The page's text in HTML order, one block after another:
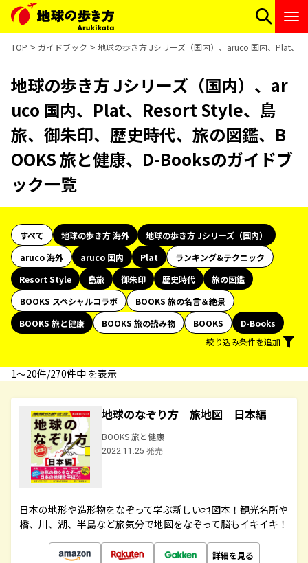
TOP ガイドブック 地球の歩き方 Jシリーズ（国内）、aruco 国内、Plat、
地球の歩き方 Jシリーズ（国内）、ar
uco 国内、Plat、Resort Style、島
旅、御朱印、歴史時代、旅の図鑑、B
OOKS 旅と健康、D-Booksのガイドブ
ック一覧
すべて 地球の歩き方 海外
地球の歩き方 Jシリーズ（国内）
aruco 海外
aruco 国内 Plat
ランキング&テクニック
Resort Style
島旅 御朱印 歴史時代
旅の図鑑
BOOKS スペシャルコラボ
BOOKS 旅の名言＆絶景
BOOKS 旅と健康
BOOKS 旅の読み物 BOOKS
D-Books
絞り込み条件を追加
1〜20件/270件中 を表示
地球のなぞり方 旅地図 日本編
BOOKS 旅と健康
2022.11.25 発売
日本の地形や造形物をなぞって学ぶ新しい地図本！観光名所や
橋、川、湖、半島など旅気分で地図をなぞって脳もイキイキ！
詳細を見る